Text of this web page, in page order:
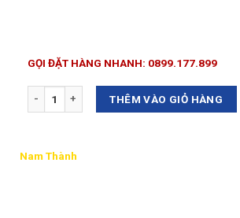
GỌI ĐẶT HÀNG NHANH: 0899.177.899
THÊM VÀO GIỎ HÀNG
Nam Thành